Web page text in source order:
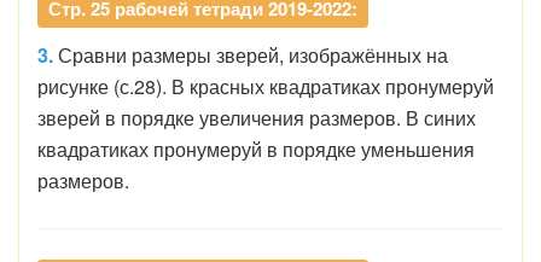
Стр. 25 рабочей тетради 2019-2022:
3.Сравни размеры зверей, изображённых на
рисунке (с.28). В красных квадратиках пронумеруй
зверей в порядке увеличения размеров. В синих
квадратиках пронумеруй в порядке уменьшения
размеров.